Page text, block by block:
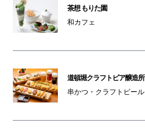
茶想 もりた園
和カフェ
道頓堀クラフトビア醸造所
串かつ・クラフトビール